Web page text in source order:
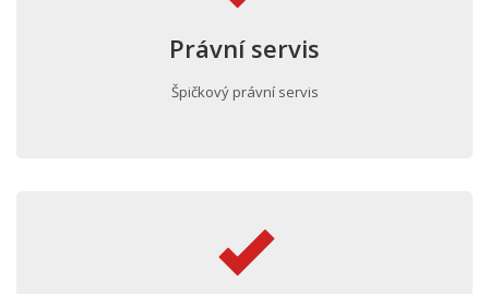
Právní servis
Špičkový právní servis